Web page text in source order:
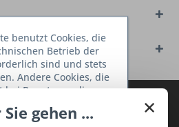
und verpassen
×
gehen ...
benutzt Cookies, die
Betrieb der
sind und stets
Andere Cookies, die
bei Benutzung dieser
die Interaktion mit